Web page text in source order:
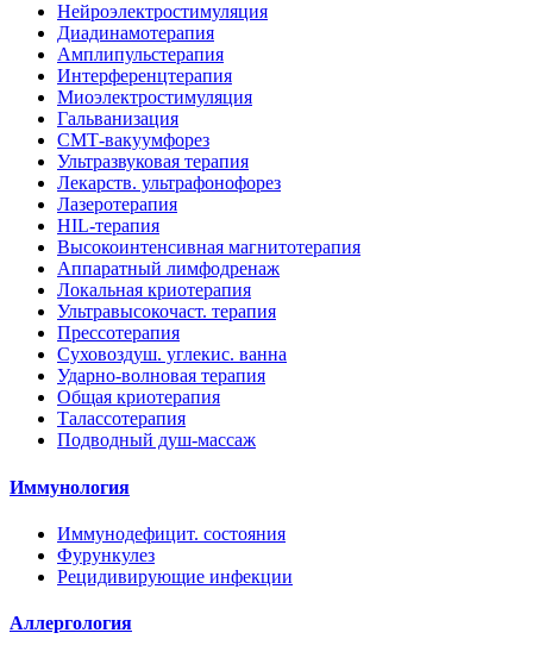
Нейроэлектростимуляция
Диадинамотерапия
Амплипульстерапия
Интерференцтерапия
Миоэлектростимуляция
Гальванизация
СМТ-вакуумфорез
Ультразвуковая терапия
Лекарств. ультрафонофорез
Лазеротерапия
HIL-терапия
Высокоинтенсивная магнитотерапия
Аппаратный лимфодренаж
Локальная криотерапия
Ультравысокочаст. терапия
Прессотерапия
Суховоздуш. углекис. ванна
Ударно-волновая терапия
Общая криотерапия
Талассотерапия
Подводный душ-массаж
Иммунология
Иммунодефицит. состояния
Фурункулез
Рецидивирующие инфекции
Аллергология